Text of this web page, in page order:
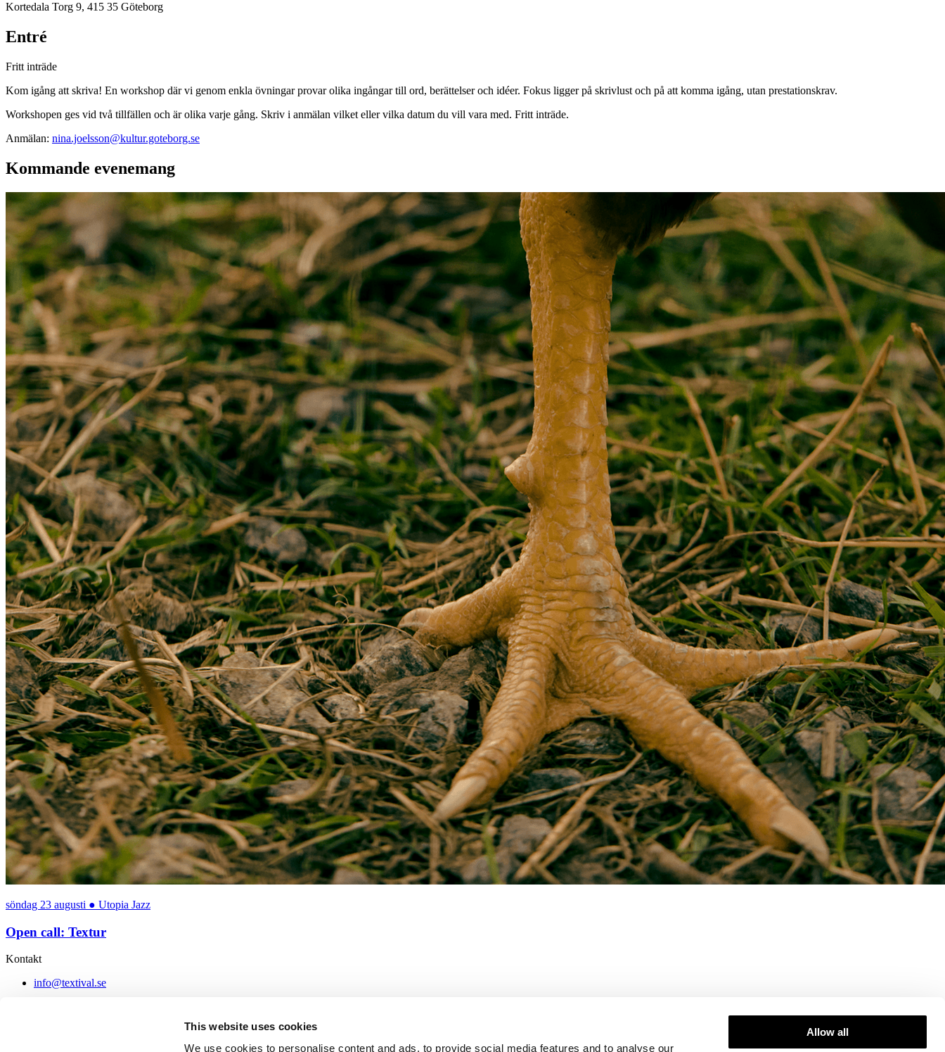
This website uses cookies
We use cookies to personalise content and ads, to provide social media features and to analyse our
Allow all
Kortedala Torg 9, 415 35 Göteborg
Entré
Fritt inträde
Kom igång att skriva! En workshop där vi genom enkla övningar provar olika ingångar till ord, berättelser och idéer. Fokus ligger på skrivlust och på att komma igång, utan prestationskrav.
Workshopen ges vid två tillfällen och är olika varje gång. Skriv i anmälan vilket eller vilka datum du vill vara med. Fritt inträde.
Anmälan: nina.joelsson@kultur.goteborg.se
Kommande evenemang
söndag 23 augusti ● Utopia Jazz
Open call: Textur
Kontakt
info@textival.se